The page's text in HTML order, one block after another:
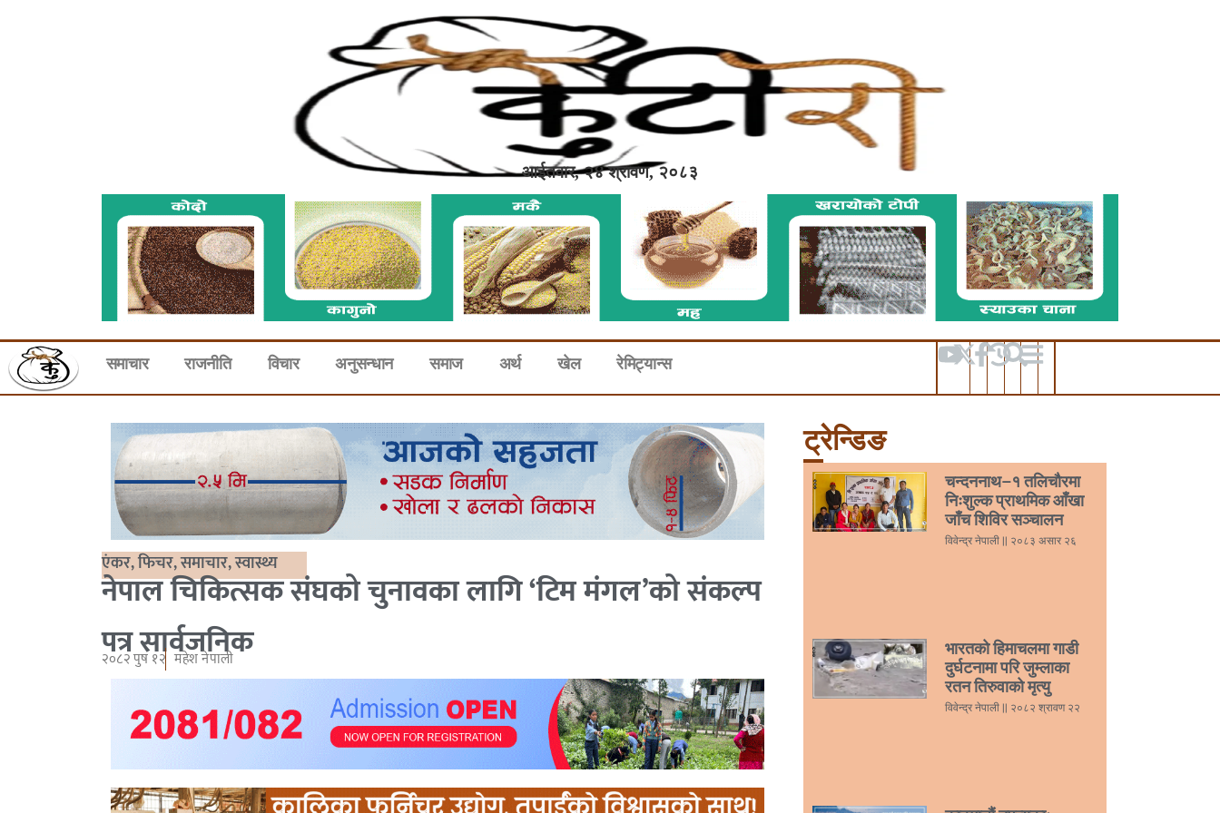
आईतवार, २४ श्रावण, २०८३
समाचार राजनीति विचार अनुसन्धान समाज अर्थ खेल रेमिट्यान्स
एंकर,फिचर,समाचार,स्वास्थ्य
नेपाल चिकित्सक संघको चुनावका लागि ‘टिम मंगल’को संकल्प
पत्र सार्वजनिक
२०८२ पुष १२ महेश नेपाली
ट्रेन्डिङ
चन्दननाथ–१ तलिचौरमा
निःशुल्क प्राथमिक आँखा
जाँच शिविर सञ्चालन
विवेन्द्र नेपाली २०८३ असार २६
भारतको हिमाचलमा गाडी
दुर्घटनामा परि जुम्लाका
रतन तिरुवाको मृत्यु
विवेन्द्र नेपाली २०८२ श्रावण २२